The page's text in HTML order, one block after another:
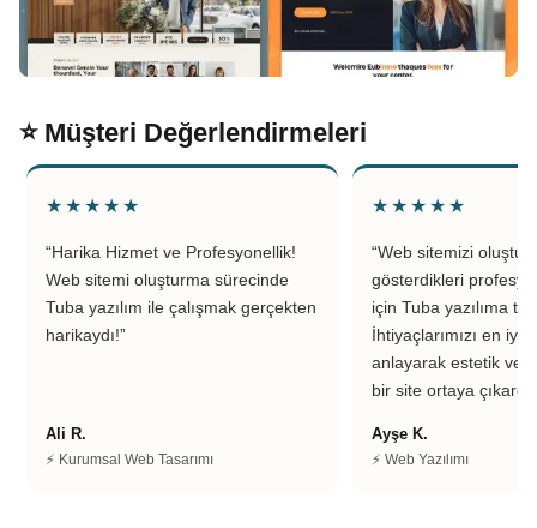
⭐ Müşteri Değerlendirmeleri
★★★★★
“Harika Hizmet ve Profesyonellik!
Web sitemi oluşturma sürecinde
Tuba yazılım ile çalışmak gerçekten
harikaydı!”
Ali R.
⚡ Kurumsal Web Tasarımı
★★★★★
“Web sitemizi
gösterdikleri
için Tuba yazılıma
İhtiyaçlarımızı en iyi
anlayarak estetik ve
bir site ortaya
Ayşe K.
⚡ Web Yazılımı